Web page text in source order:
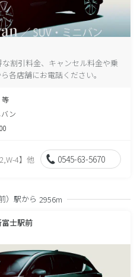
割引料金、キャンセル料金や乗
各店舗にお電話ください。
等
バン
4】他 0545-63-5670
）駅から 2956m
士駅前